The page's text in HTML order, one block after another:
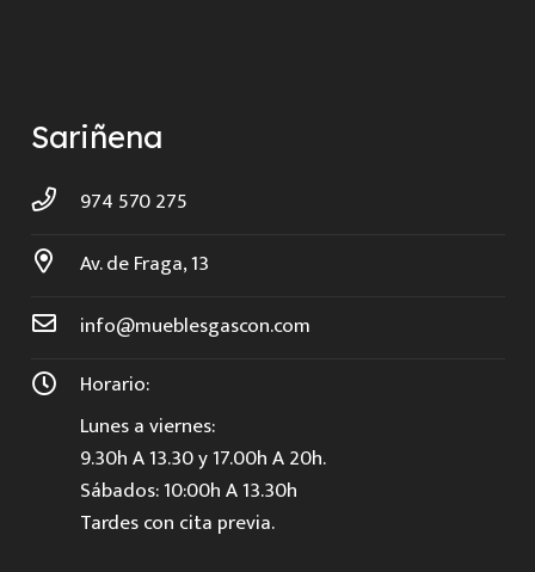
Sariñena
974 570 275
Av. de Fraga, 13
info@mueblesgascon.com
Horario:
Lunes a viernes:
9.30h A 13.30 y 17.00h A 20h.
Sábados: 10:00h A 13.30h
Tardes con cita previa.